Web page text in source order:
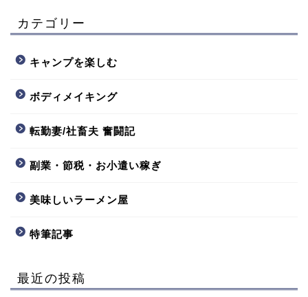
カテゴリー
キャンプを楽しむ
ボディメイキング
転勤妻/社畜夫 奮闘記
副業・節税・お小遣い稼ぎ
美味しいラーメン屋
特筆記事
最近の投稿